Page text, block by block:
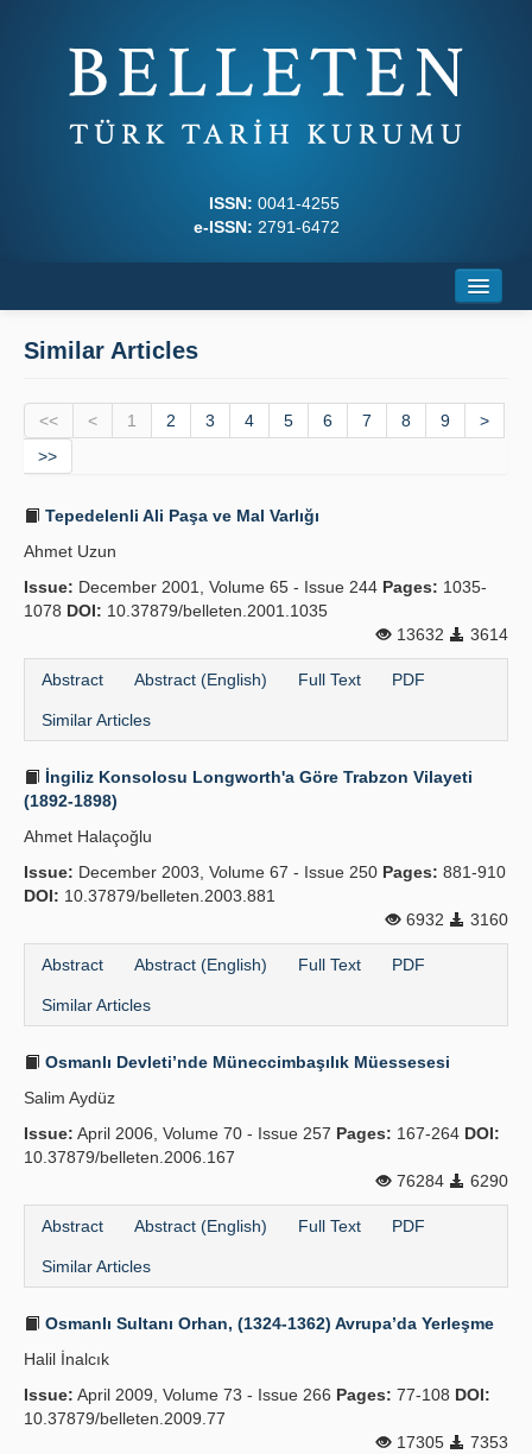
ISSN: 0041-4255
e-ISSN: 2791-6472
Journal Boards
Writing Rules
Principles
Publication Policies
Guidelines
Contact Us
Similar Articles
<< < 1 2 3 4 5 6 7 8 9
>
>>
Tepedelenli Ali Paşa ve Mal Varlığı
Ahmet Uzun
Issue: December 2001, Volume 65 - Issue 244 Pages: 1035-
1078 DOI: 10.37879/belleten.2001.1035
13632
3614
Abstract Abstract (English) Full Text PDF
Similar Articles
İngiliz Konsolosu Longworth'a Göre Trabzon Vilayeti
(1892-1898)
Ahmet Halaçoğlu
Issue: December 2003, Volume 67 - Issue 250 Pages: 881-910
DOI: 10.37879/belleten.2003.881
6932
3160
Abstract Abstract (English) Full Text PDF
Similar Articles
Osmanlı Devleti’nde Müneccimbaşılık Müessesesi
Salim Aydüz
Issue: April 2006, Volume 70 - Issue 257 Pages: 167-264 DOI:
10.37879/belleten.2006.167
76284
6290
Abstract Abstract (English) Full Text PDF
Similar Articles
Osmanlı Sultanı Orhan, (1324-1362) Avrupa’da Yerleşme
Halil İnalcık
Issue: April 2009, Volume 73 - Issue 266 Pages: 77-108 DOI:
10.37879/belleten.2009.77
17305
7353